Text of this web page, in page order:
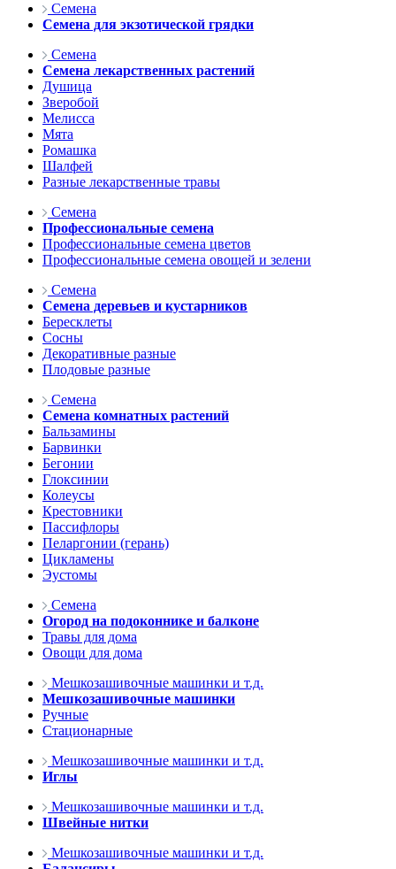
Семена
Семена для экзотической грядки
Семена
Семена лекарственных растений
Душица
Зверобой
Мелисса
Мята
Ромашка
Шалфей
Разные лекарственные травы
Семена
Профессиональные семена
Профессиональные семена цветов
Профессиональные семена овощей и зелени
Семена
Семена деревьев и кустарников
Бересклеты
Сосны
Декоративные разные
Плодовые разные
Семена
Семена комнатных растений
Бальзамины
Барвинки
Бегонии
Глоксинии
Колеусы
Крестовники
Пассифлоры
Пеларгонии (герань)
Цикламены
Эустомы
Семена
Огород на подоконнике и балконе
Травы для дома
Овощи для дома
Мешкозашивочные машинки и т.д.
Мешкозашивочные машинки
Ручные
Стационарные
Мешкозашивочные машинки и т.д.
Иглы
Мешкозашивочные машинки и т.д.
Швейные нитки
Мешкозашивочные машинки и т.д.